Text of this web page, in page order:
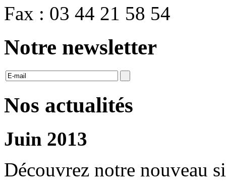
Fax : 03 44 21 58 54
Notre newsletter
Nos actualités
Juin 2013
Découvrez notre nouveau